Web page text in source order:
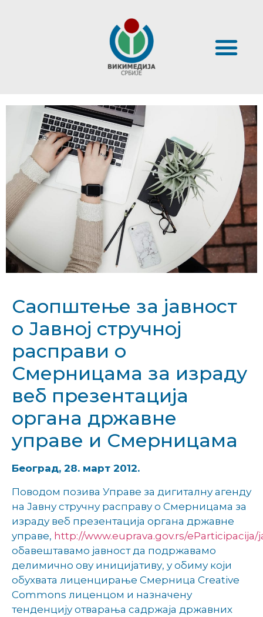
Саопштење за јавност
о Јавној стручној
расправи о
Смерницама за израду
веб презентација
органа државне
управе и Смерницама
Београд, 28. март 2012.
Поводом позива Управе за дигиталну агенду
на Јавну стручну расправу о Смерницама за
израду веб презентација органа државне
управе, http://www.euprava.gov.rs/
обавештавамо јавност да подржавамо
делимично ову иницијативу, у обиму који
обухвата лиценцирање Смерница Creative
Commons лиценцом и назначену
тенденцију отварања садржаја државних